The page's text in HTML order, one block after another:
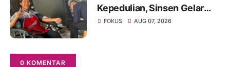
Kepedulian, Sinsen Gelar
Donor Darah ke-23 dalam
FOKUS AUG 07, 2026
0 KOMENTAR